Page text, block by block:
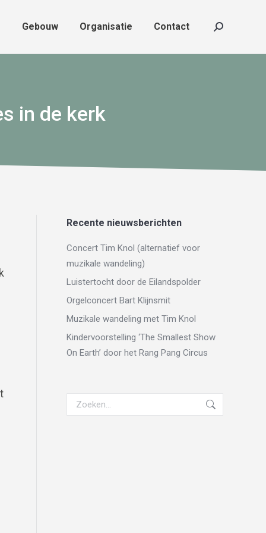
Gebouw Organisatie Contact Zoeken:
in de kerk
Recente nieuwsberichten
Concert Tim Knol (alternatief voor
muzikale wandeling)
Luistertocht door de Eilandspolder
Orgelconcert Bart Klijnsmit
Muzikale wandeling met Tim Knol
Kindervoorstelling ‘The Smallest Show
On Earth’ door het Rang Pang Circus
Zoeken:
Gebouw Organisatie Contact Zoeken: